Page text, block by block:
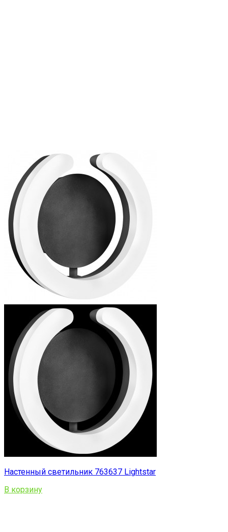
Настенный светильник 763637 Lightstar
В корзину